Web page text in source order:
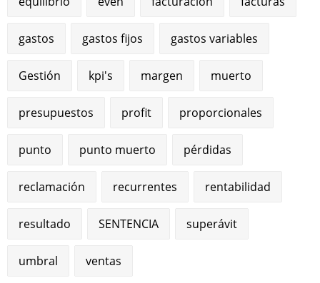
gastos gastos fijos gastos variables
Gestión kpi's margen muerto
presupuestos profit proporcionales
punto punto muerto pérdidas
reclamación recurrentes rentabilidad
resultado SENTENCIA superávit
umbral ventas